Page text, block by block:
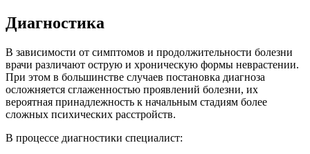
Диагностика
В зависимости от симптомов и продолжительности болезни
врачи различают острую и хроническую формы неврастении.
При этом в большинстве случаев постановка диагноза
осложняется сглаженностью проявлений болезни, их
вероятная принадлежность к начальным стадиям более
сложных психических расстройств.
В процессе диагностики специалист: